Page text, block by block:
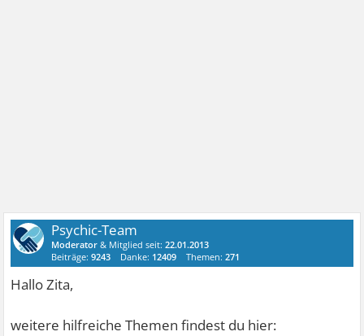
Psychic-Team
Moderator & Mitglied seit:22.01.2013
Beiträge:9243 Danke: 12409 Themen:271
Hallo Zita,
weitere hilfreiche Themen findest du hier: